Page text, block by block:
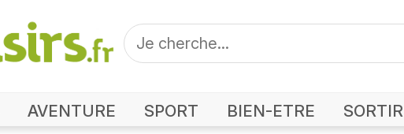
AVENTURE SPORT BIEN-ETRE SORTIR